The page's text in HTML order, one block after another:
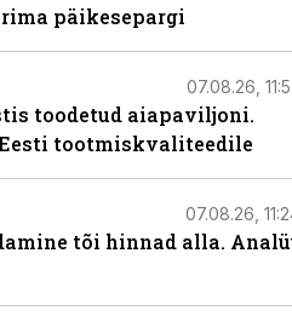
päikesepargi
07.08.26,
toodetud aiapaviljoni.
tootmiskvaliteedile
07.08.26,
tõi hinnad alla.